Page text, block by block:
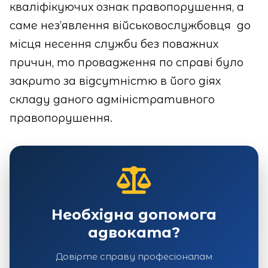
кваліфікуючих ознак правопорушення, а
саме нез’явлення військовослужбовця до
місця несення служби без поважних
причин, то провадження по справі було
закрито за відсутністю в його діях
складу даного адміністративного
правопорушення.
Необхідна допомога
адвоката?
Довірте справу професіоналам